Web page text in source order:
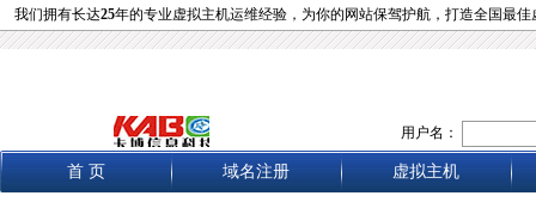
我们拥有长达25年的专业虚拟主机运维经验，为你的网站保驾护航，打造全国最佳
用户名：
首 页 域名注册 虚拟主机